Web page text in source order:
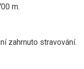
m.
zahrnuto stravování.